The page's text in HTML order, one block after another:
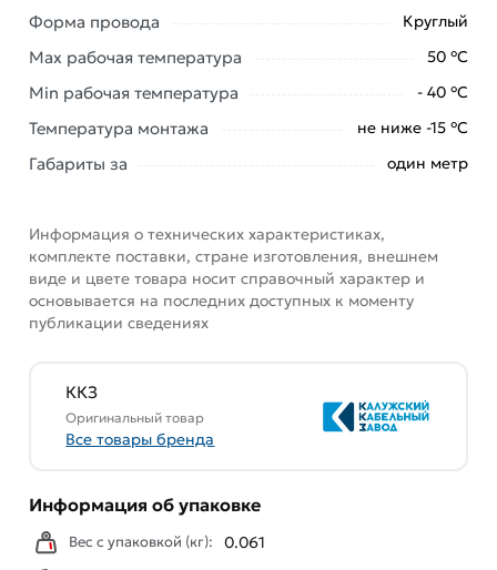
онлайн заказа рекомендуем ознакомиться с
описанием, характеристиками и отзывами.
Данний товар от производителя
сертифицирован,
соответствует всем стандартам качества. Возврат
обязательно).
Форма провода Круглый
Max рабочая температура 50 °С
Min рабочая температура - 40 °С
Температура монтажа не ниже -15 °С
Габариты за один метр
Информация о технических характеристиках,
комплекте поставки, стране изготовления, внешнем
виде и цвете товара носит справочный характер и
основывается на последних доступных к моменту
публикации сведениях
ККЗ
Оригинальный товар
Все товары бренда
Информация об упаковке
Вес с упаковкой (кг): 0.061